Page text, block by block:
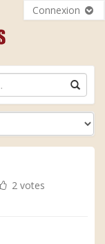
Connexion
2 votes